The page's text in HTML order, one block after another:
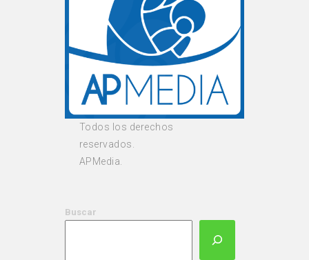
Todos los derechos
reservados.
APMedia.
Buscar